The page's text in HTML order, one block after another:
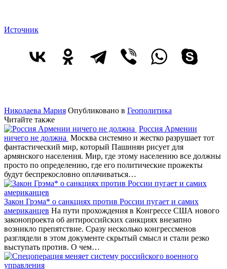
Источник
Николаева Мария Опубликовано в Геополитика
Читайте также
Россия Армении
ничего не должна Москва системно и жестко разрушает тот
фантастический мир, который Пашинян рисует для
армянского населения. Мир, где этому населению все должны
просто по определению, где его политические прожекты
будут беспрекословно оплачиваться…
Закон Грэма* о санкциях против России пугает и самих
американцев На пути прохождения в Конгрессе США нового
законопроекта об антироссийских санкциях внезапно
возникло препятствие. Сразу несколько конгрессменов
разглядели в этом документе скрытый смысл и стали резко
выступать против. О чем…